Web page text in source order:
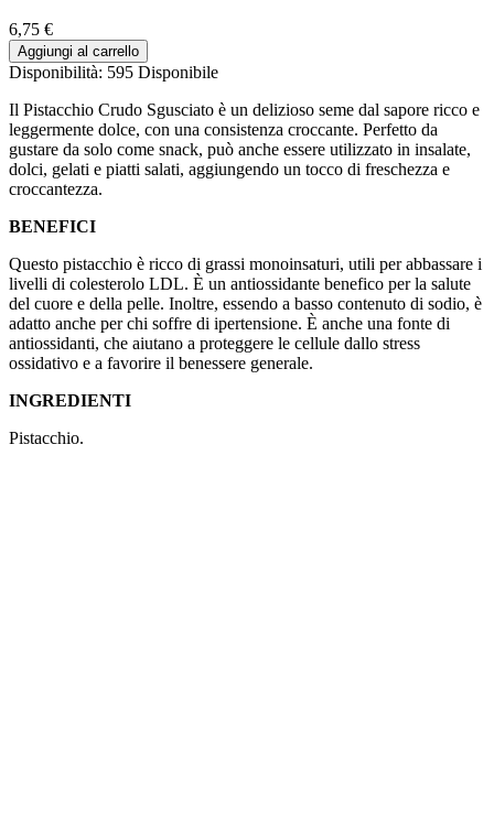
6,75 €
Aggiungi al carrello
Disponibilità: 595 Disponibile
Il Pistacchio Crudo Sgusciato è un delizioso seme dal sapore ricco e
leggermente dolce, con una consistenza croccante. Perfetto da
gustare da solo come snack, può anche essere utilizzato in insalate,
dolci, gelati e piatti salati, aggiungendo un tocco di freschezza e
croccantezza.
BENEFICI
Questo pistacchio è ricco di grassi monoinsaturi, utili per abbassare i
livelli di colesterolo LDL. È un antiossidante benefico per la salute
del cuore e della pelle. Inoltre, essendo a basso contenuto di sodio, è
adatto anche per chi soffre di ipertensione. È anche una fonte di
antiossidanti, che aiutano a proteggere le cellule dallo stress
ossidativo e a favorire il benessere generale.
INGREDIENTI
Pistacchio.